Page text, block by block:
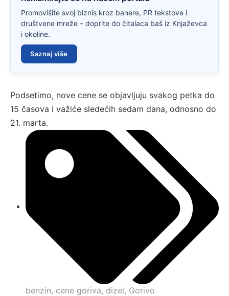
Promovišite svoj biznis kroz banere, PR tekstove i
društvene mreže – doprite do čitalaca baš iz Knjaževca
i okoline.
Saznaj više
Podsetimo, nove cene se objavljuju svakog petka do
15 časova i važiće sledećih sedam dana, odnosno do
21. marta.
benzin, cene goriva, dizel, Gorivo